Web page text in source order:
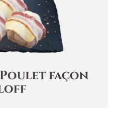
Poulet façon